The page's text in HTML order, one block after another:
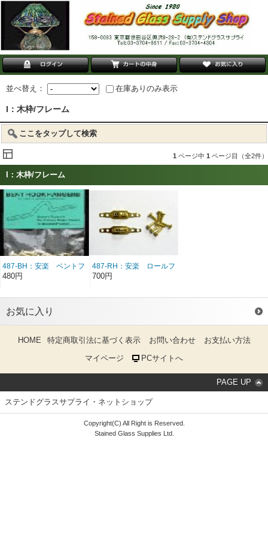
並べ替え： 在庫ありのみ表示
I：木枠/フレーム
ここをタップして検索
1 ページ中 1 ページ目（全2件）
I：木枠/フレーム
487-BH：安楽 ベントフ
ックハンガー
480円
487-RH：安楽 ロールフ
ックハンガー
700円
お気に入り
HOME 特定商取引法に基づく表示 お問い合わせ
お支払い方法
マイページ
PCサイトへ
PAGE UP
ステンドグラスサプライ・ネットショップ
Copyright(C) All Right is Reserved.
Stained Glass Supplies Ltd.